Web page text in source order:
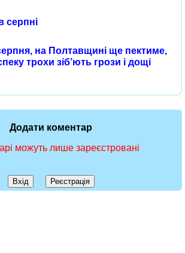
серпні
на Полтавщині ще пектиме,
трохи зіб’ють грози і дощі
Додати коментар
можуть лише зареєстровані
Вхід Реєстрація